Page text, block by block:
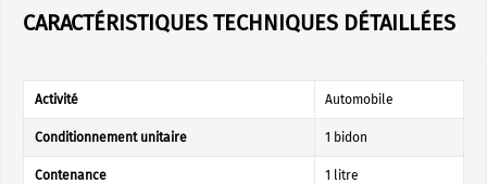
CARACTÉRISTIQUES TECHNIQUES DÉTAILLÉES
Activité Automobile
Conditionnement unitaire 1 bidon
Contenance 1 litre